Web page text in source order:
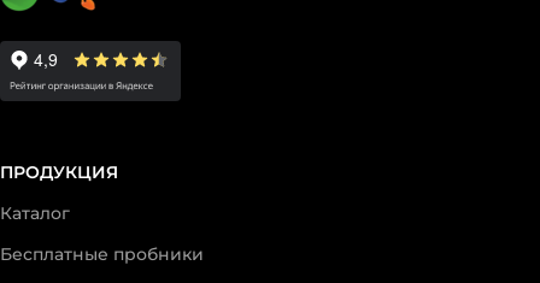
ПРОДУКЦИЯ
Каталог
Бесплатные пробники